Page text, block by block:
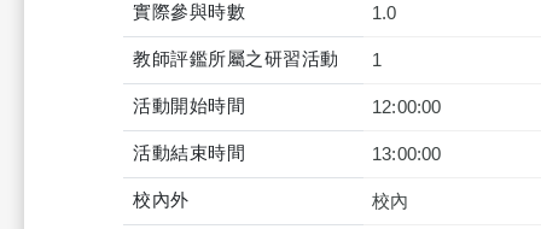
實際參與時數 1.0
教師評鑑所屬之研習活動 1
活動開始時間 12:00:00
活動結束時間 13:00:00
校內外 校內